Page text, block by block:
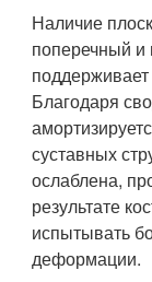
Наличие
поперечный и
Благодаря
суставных
ослаблена,
результате
испытывать
деформации.